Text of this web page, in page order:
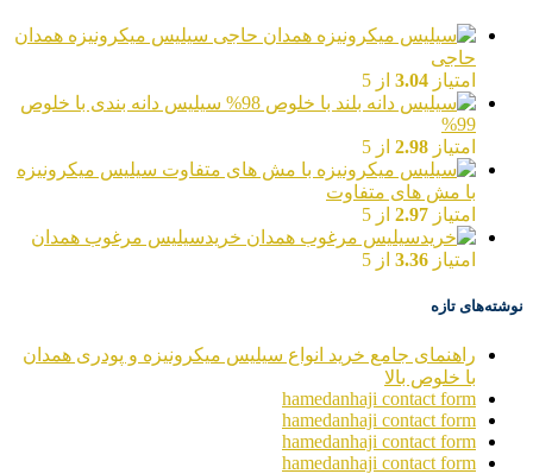
سیلیس میکرونیزه همدان
حاجی
امتیاز 3.04 از 5
سیلیس دانه بندی با خلوص
99%
امتیاز 2.98 از 5
سیلیس میکرونیزه
با مش های متفاوت
امتیاز 2.97 از 5
خریدسیلیس مرغوب همدان
امتیاز 3.36 از 5
نوشته‌های تازه
راهنمای جامع خرید انواع سیلیس میکرونیزه و پودری همدان
با خلوص بالا
hamedanhaji contact form
hamedanhaji contact form
hamedanhaji contact form
hamedanhaji contact form